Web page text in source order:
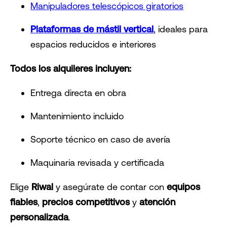
Manipuladores telescópicos giratorios
Plataformas de mástil vertical, ideales para
espacios reducidos e interiores
Todos los alquileres incluyen:
Entrega directa en obra
Mantenimiento incluido
Soporte técnico en caso de avería
Maquinaria revisada y certificada
Elige Riwal y asegúrate de contar con equipos
fiables, precios competitivosy atención
personalizada.